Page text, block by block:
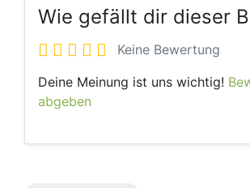
Wie gefällt dir dieser
Keine Bewertung
Deine Meinung ist uns wichtig!
abgeben